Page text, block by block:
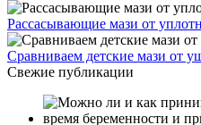
Рассасывающие мази от
Сравниваем детские мази от
Свежие публикации